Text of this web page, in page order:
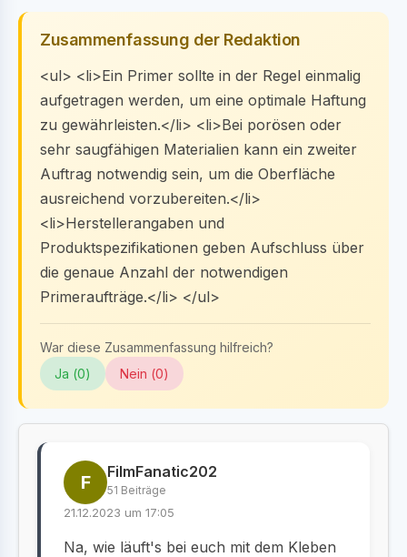
Zusammenfassung der Redaktion
<ul> <li>Ein Primer sollte in der Regel einmalig
aufgetragen werden, um eine optimale Haftung
zu gewährleisten.</li> <li>Bei porösen oder
sehr saugfähigen Materialien kann ein zweiter
Auftrag notwendig sein, um die Oberfläche
ausreichend vorzubereiten.</li>
<li>Herstellerangaben und
Produktspezifikationen geben Aufschluss über
die genaue Anzahl der notwendigen
Primeraufträge.</li> </ul>
War diese Zusammenfassung hilfreich?
Ja (0) Nein (0)
F FilmFanatic202
51 Beiträge
21.12.2023 um 17:05
Na, wie läuft's bei euch mit dem Kleben